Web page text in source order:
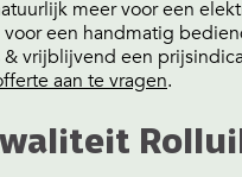
meer voor een
een handmatig
& vrijblijvend een
aan te vragen.